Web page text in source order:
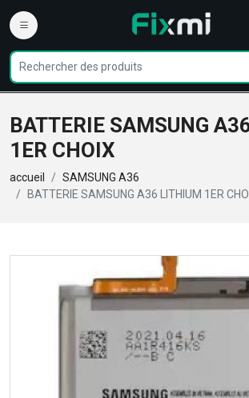
BATTERIE SAMSUNG
1ER CHOIX
accueil
SAMSUNG A36
BATTERIE SAMSUNG A36 LITHIUM 1ER